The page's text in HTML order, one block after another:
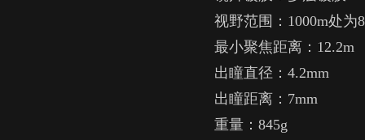
视野范围： 1000m处为
最小聚焦距离： 12.2m
出瞳直径： 4.2mm
出瞳距离： 7mm
重量： 845g